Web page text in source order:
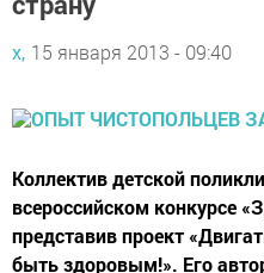
х, 15 января 2013 - 09:40
Коллектив детской
всероссийском конкурсе
представив проект
быть здоровым!». Его